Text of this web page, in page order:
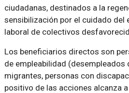
ciudadanas, destinados a la
sensibilización por el cuidado del
laboral de colectivos
Los beneficiarios directos son
de empleabilidad (desempleados
migrantes, personas con
positivo de las acciones alcanza